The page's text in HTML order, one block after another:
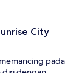
City
pada